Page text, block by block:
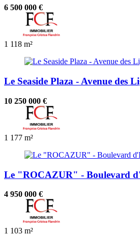
6 500 000 €
1 118 m²
Le Seaside Plaza - Avenue des
10 250 000 €
1 177 m²
Le "ROCAZUR" - Boulevard
4 950 000 €
1 103 m²